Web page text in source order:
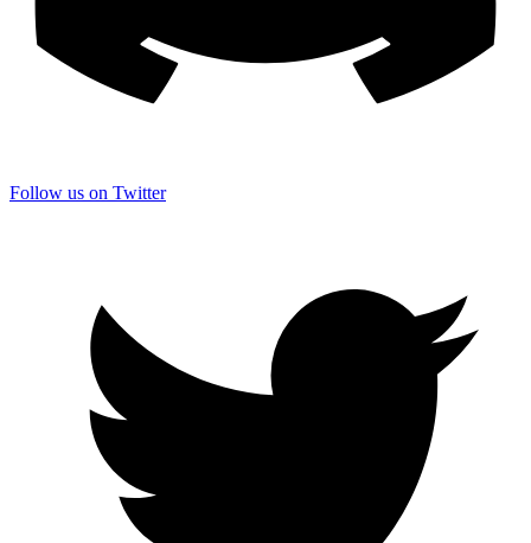
Follow us on Twitter